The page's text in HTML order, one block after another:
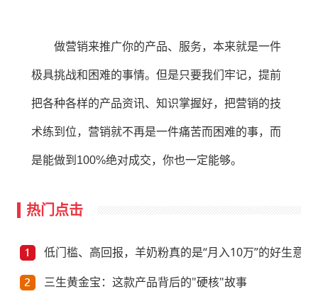
做营销来推广你的产品、服务，本来就是一件
极具挑战和困难的事情。但是只要我们牢记，提前
把各种各样的产品资讯、知识掌握好，把营销的技
术练到位，营销就不再是一件痛苦而困难的事，而
是能做到100%绝对成交，你也一定能够。
热门点击
低门槛、高回报，羊奶粉真的是“月入10万”的好生意？
三生黄金宝：这款产品背后的"硬核"故事